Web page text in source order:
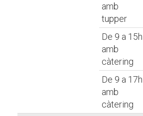
amb
tupper
De 9 a 15h
amb
càtering
De 9 a 17h
amb
càtering